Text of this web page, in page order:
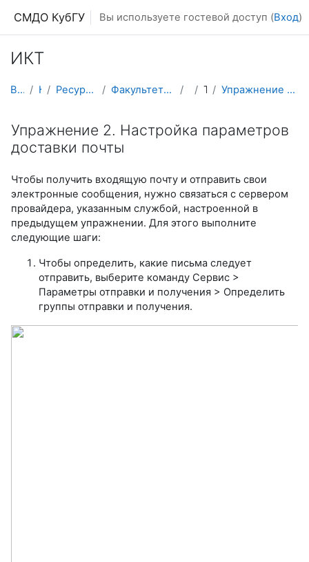
СМДО КубГУ Вы используете гостевой доступ (Вход)
ИКТ
В начало Курсы Ресурсы подразделений КубГУ Факультет Математики и компьютерных наук ИКТ Тема 1 Упражнение 2. Настройка параметров доставки почты
Упражнение 2. Настройка параметров
доставки почты
Чтобы получить входящую почту и отправить свои
электронные сообщения, нужно связаться с сервером
провайдера, указанным службой, настроенной в
предыдущем упражнении. Для этого выполните
следующие шаги:
Чтобы определить, какие письма следует
отправить, выберите команду Сервис >
Параметры отправки и получения > Определить
группы отправки и получения.